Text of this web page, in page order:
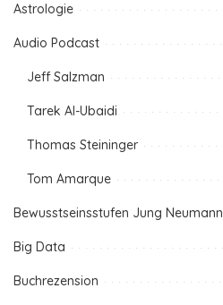
Astrologie
Audio Podcast
Jeff Salzman
Tarek Al-Ubaidi
Thomas Steininger
Tom Amarque
Bewusstseinsstufen Jung Neumann
Big Data
Buchrezension